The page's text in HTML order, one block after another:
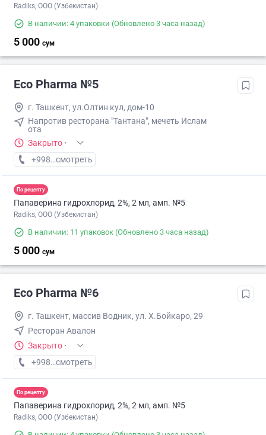
Radiks, ООО (Узбекистан)
В наличии: 4 упаковки (Обновлено 3 часа назад)
5 000 сум
Eco Pharma №5
г. Ташкент, ул.Олтин кул, дом-10
Напротив ресторана "Тантана", мечеть Ислам
ота
Закрыто ·
+998 (55) XXX-XX-XX
смотреть
По рецепту
Папаверина гидрохлорид, 2%, 2 мл, амп. №5
Radiks, ООО (Узбекистан)
В наличии: 11 упаковок (Обновлено 3 часа назад)
5 000 сум
Eco Pharma №6
г. Ташкент, массив Водник, ул. Х.Бойкаро, 29
Ресторан Авалон
Закрыто ·
+998 (55) XXX-XX-XX
смотреть
По рецепту
Папаверина гидрохлорид, 2%, 2 мл, амп. №5
Radiks, ООО (Узбекистан)